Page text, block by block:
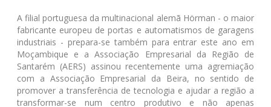
A filial portuguesa da multinacional alemã Hörman - o maior
fabricante europeu de portas e automatismos de garagens
industriais - prepara-se também para entrar este ano em
Moçambique e a Associação Empresarial da Região de
Santarém (AERS) assinou recentemente uma agremiação
com a Associação Empresarial da Beira, no sentido de
promover a transferência de tecnologia e ajudar a região a
transformar-se num centro produtivo e não apenas